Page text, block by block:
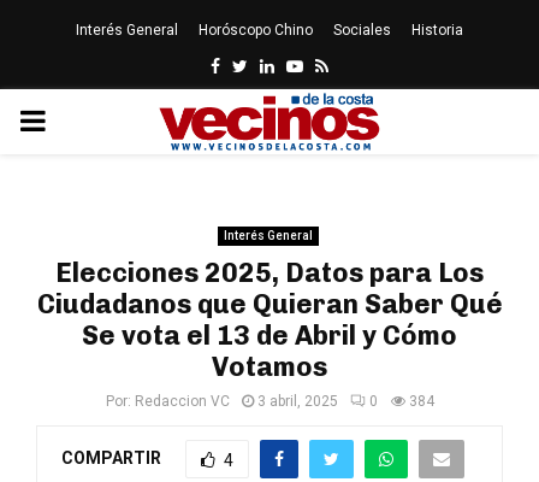
Interés General Horóscopo Chino Sociales Historia
Facebook
Twitter
LinkedinYoutube
Rss
PRIMARY
Interés General
Elecciones 2025, Datos para Los
Ciudadanos que Quieran Saber Qué
Se vota el 13 de Abril y Cómo
Votamos
Por: Redaccion VC 3 abril, 2025 0 384
COMPARTIR 4